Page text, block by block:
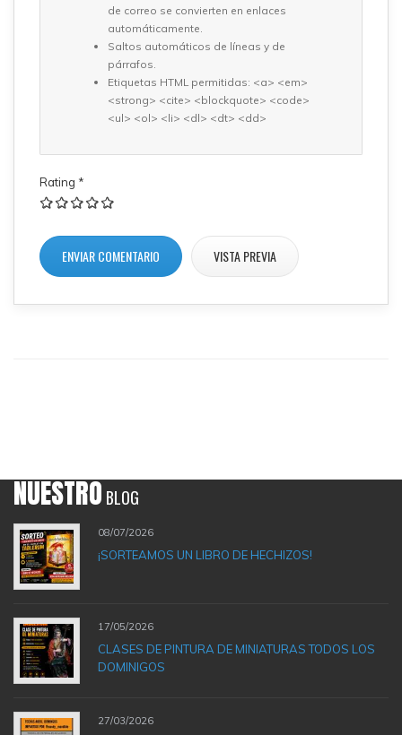
de correo se convierten en enlaces
automáticamente.
Saltos automáticos de líneas y de
párrafos.
Etiquetas HTML permitidas: <a> <em>
<strong> <cite> <blockquote> <code>
<ul> <ol> <li> <dl> <dt> <dd>
Rating *
NUESTROBLOG
08/07/2026
¡SORTEAMOS UN LIBRO DE HECHIZOS!
17/05/2026
CLASES DE PINTURA DE MINIATURAS TODOS LOS
DOMINIGOS
27/03/2026